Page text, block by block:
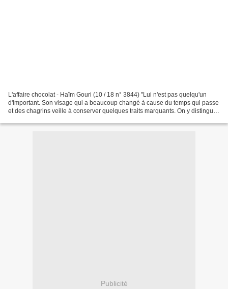
L'affaire chocolat - Haïm Gouri (10 / 18 n° 3844) "Lui n'est pas quelqu'un
d'important. Son visage qui a beaucoup changé à cause du temps qui passe
et des chagrins veille à conserver quelques traits marquants. On y distingue
Publicité